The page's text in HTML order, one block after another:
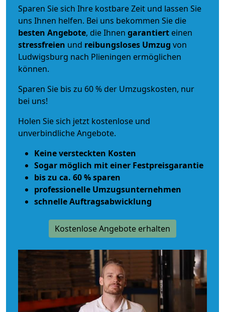
Sparen Sie sich Ihre kostbare Zeit und lassen Sie
uns Ihnen helfen. Bei uns bekommen Sie die
besten Angebote, die Ihnen garantiert einen
stressfreien und reibungsloses Umzug von
Ludwigsburg nach Plieningen ermöglichen
können.
Sparen Sie bis zu 60 % der Umzugskosten, nur
bei uns!
Holen Sie sich jetzt kostenlose und
unverbindliche Angebote.
Keine versteckten Kosten
Sogar möglich mit einer Festpreisgarantie
bis zu ca. 60 % sparen
professionelle Umzugsunternehmen
schnelle Auftragsabwicklung
Kostenlose Angebote erhalten